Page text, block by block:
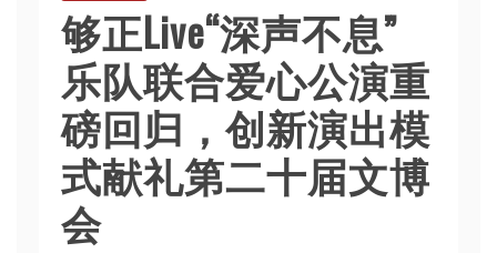
够正Live“深声不息”
乐队联合爱心公演重
磅回归，创新演出模
式献礼第二十届文博
会